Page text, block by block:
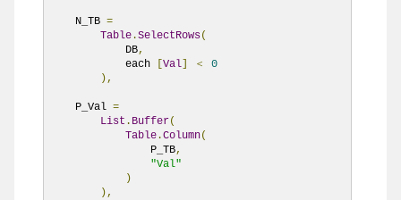
    N_TB
=
Table .SelectRows(
            DB
,
            each
[Val] ＜
0
),
    P_Val
=
List . Buffer(
Table .Column(
                P_TB
,
"Val"
)
),